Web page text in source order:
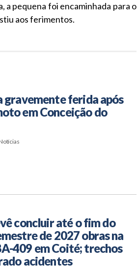
a pequena foi encaminhada para o
aos ferimentos.
gravemente ferida após
em Conceição do
concluir até o fim do
de 2027 obras na
409 em Coité; trechos
acidentes